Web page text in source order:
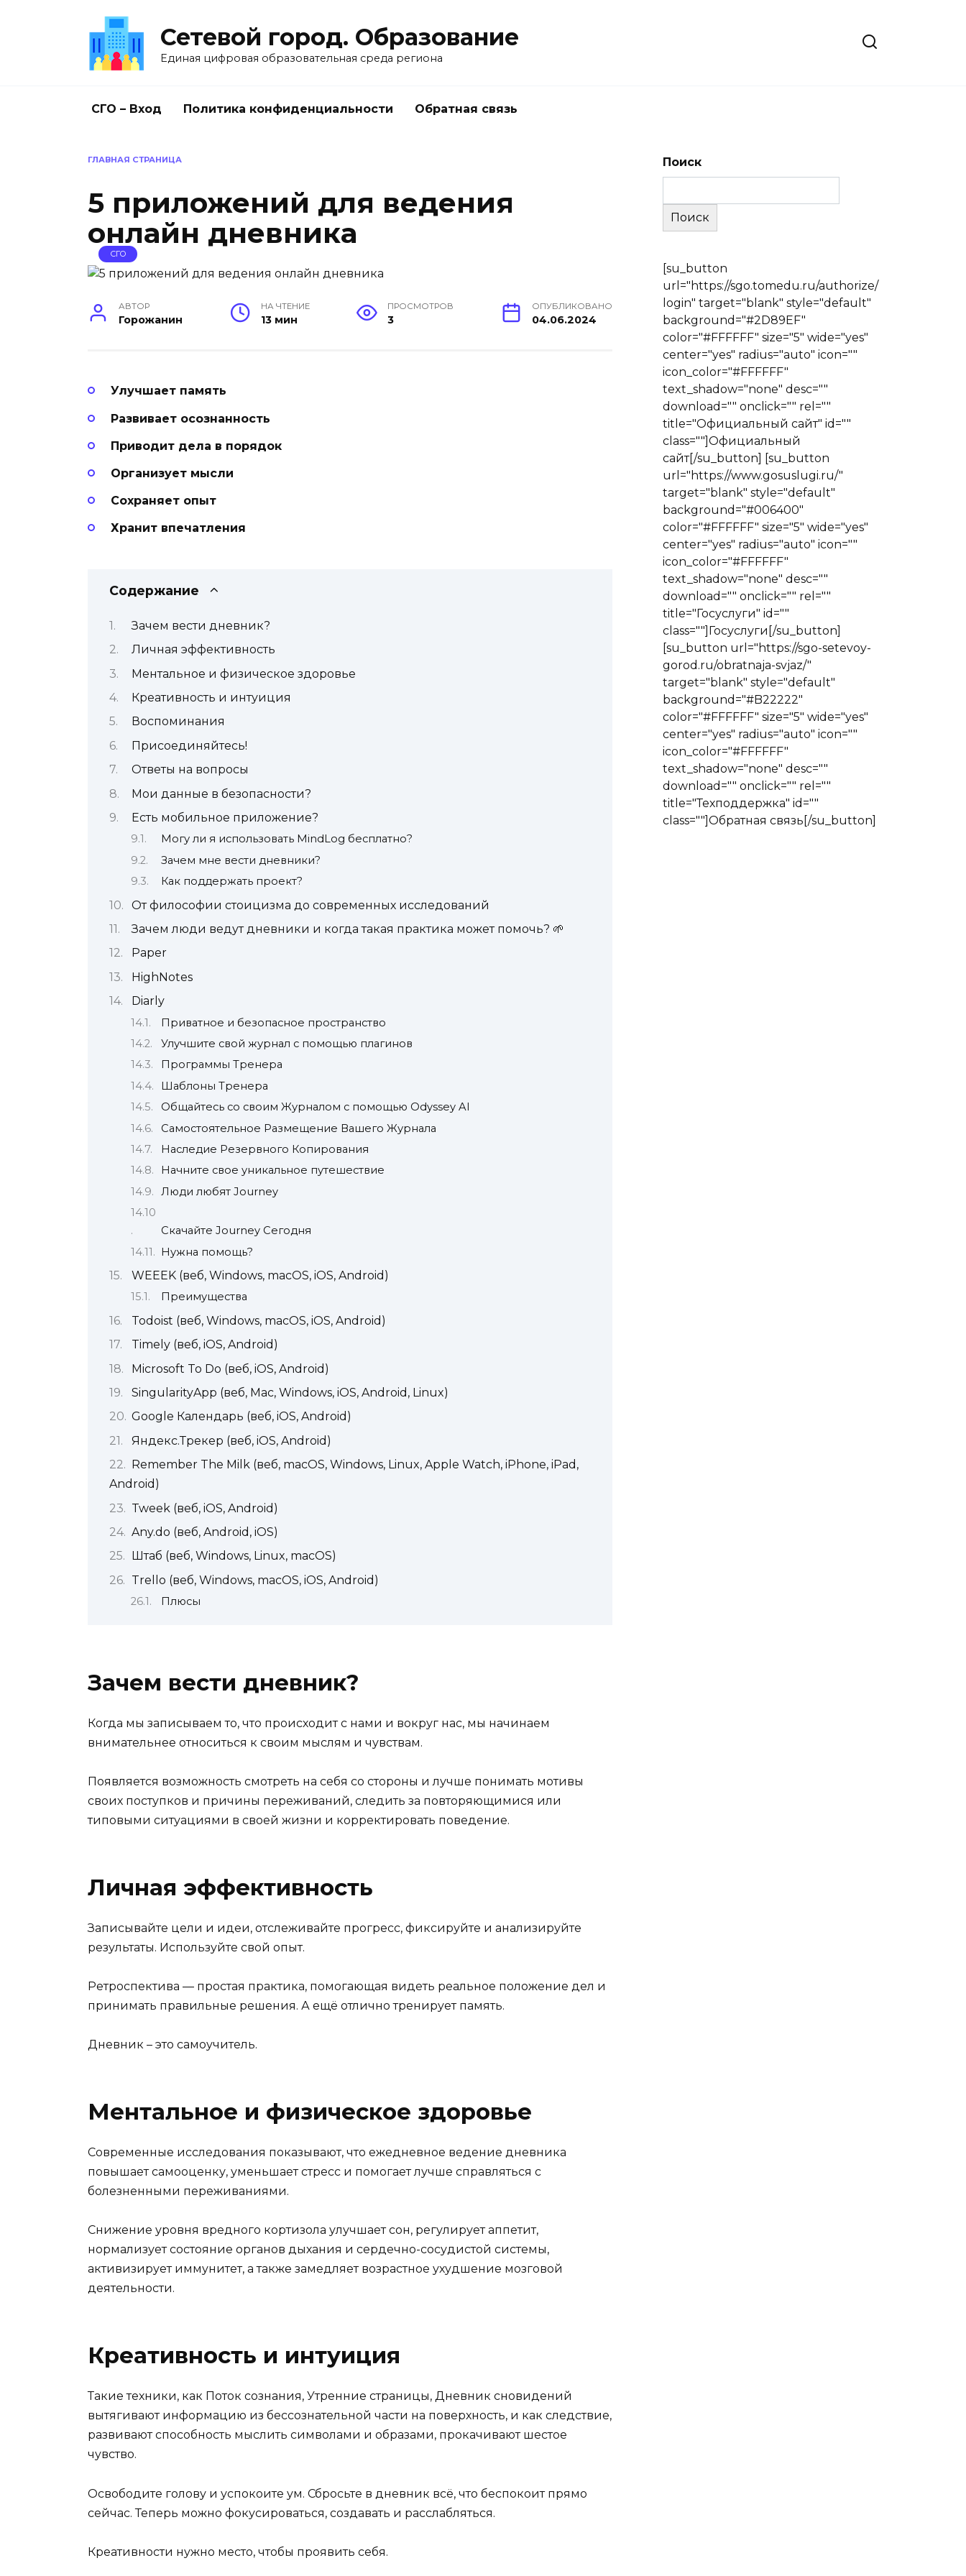
Сетевой город. Образование
Единая цифровая образовательная среда региона
СГО – Вход Политика конфиденциальности Обратная связь
ГЛАВНАЯ СТРАНИЦА
5 приложений для ведения
онлайн дневника
СГО
АВТОР
Горожанин
НА ЧТЕНИЕ
13 мин
ПРОСМОТРОВ
3
ОПУБЛИКОВАНО
04.06.2024
Улучшает память
Развивает осознанность
Приводит дела в порядок
Организует мысли
Сохраняет опыт
Хранит впечатления
Содержание
Зачем вести дневник?
Личная эффективность
Ментальное и физическое здоровье
Креативность и интуиция
Воспоминания
Присоединяйтесь!
Ответы на вопросы
Мои данные в безопасности?
Есть мобильное приложение?
Могу ли я использовать MindLog бесплатно?
Зачем мне вести дневники?
Как поддержать проект?
От философии стоицизма до современных исследований
Зачем люди ведут дневники и когда такая практика может помочь? 🌱
Paper
HighNotes
Diarly
Приватное и безопасное пространство
Улучшите свой журнал с помощью плагинов
Программы Тренера
Шаблоны Тренера
Общайтесь со своим Журналом с помощью Odyssey AI
Самостоятельное Размещение Вашего Журнала
Наследие Резервного Копирования
Начните свое уникальное путешествие
Люди любят Journey
Скачайте Journey Сегодня
Нужна помощь?
WEEEK (веб, Windows, macOS, iOS, Android)
Преимущества
Todoist (веб, Windows, macOS, iOS, Android)
Timely (веб, iOS, Android)
Microsoft To Do (веб, iOS, Android)
SingularityApp (веб, Mac, Windows, iOS, Android, Linux)
Google Календарь (веб, iOS, Android)
Яндекс.Трекер (веб, iOS, Android)
Remember The Milk (веб, macOS, Windows, Linux, Apple Watch, iPhone, iPad,
Android)
Tweek (веб, iOS, Android)
Any.do (веб, Android, iOS)
Штаб (веб, Windows, Linux, macOS)
Trello (веб, Windows, macOS, iOS, Android)
Плюсы
Зачем вести дневник?
Когда мы записываем то, что происходит с нами и вокруг нас, мы начинаем
внимательнее относиться к своим мыслям и чувствам.
Появляется возможность смотреть на себя со стороны и лучше понимать мотивы
своих поступков и причины переживаний, следить за повторяющимися или
типовыми ситуациями в своей жизни и корректировать поведение.
Личная эффективность
Записывайте цели и идеи, отслеживайте прогресс, фиксируйте и анализируйте
результаты. Используйте свой опыт.
Ретроспектива — простая практика, помогающая видеть реальное положение дел и
принимать правильные решения. А ещё отлично тренирует память.
Дневник – это самоучитель.
Ментальное и физическое здоровье
Современные исследования показывают, что ежедневное ведение дневника
повышает самооценку, уменьшает стресс и помогает лучше справляться с
болезненными переживаниями.
Снижение уровня вредного кортизола улучшает сон, регулирует аппетит,
нормализует состояние органов дыхания и сердечно-сосудистой системы,
активизирует иммунитет, а также замедляет возрастное ухудшение мозговой
деятельности.
Креативность и интуиция
Такие техники, как Поток сознания, Утренние страницы, Дневник сновидений
вытягивают информацию из бессознательной части на поверхность, и как следствие,
развивают способность мыслить символами и образами, прокачивают шестое
чувство.
Освободите голову и успокоите ум. Сбросьте в дневник всё, что беспокоит прямо
сейчас. Теперь можно фокусироваться, создавать и расслабляться.
Креативности нужно место, чтобы проявить себя.
Поиск
Поиск
[su_button
url="https://sgo.tomedu.ru/authorize/
login" target="blank" style="default"
background="#2D89EF"
color="#FFFFFF" size="5" wide="yes"
center="yes" radius="auto" icon=""
icon_color="#FFFFFF"
text_shadow="none" desc=""
download="" onclick="" rel=""
title="Официальный сайт" id=""
class=""]Официальный
сайт[/su_button] [su_button
url="https://www.gosuslugi.ru/"
target="blank" style="default"
background="#006400"
color="#FFFFFF" size="5" wide="yes"
center="yes" radius="auto" icon=""
icon_color="#FFFFFF"
text_shadow="none" desc=""
download="" onclick="" rel=""
title="Госуслуги" id=""
class=""]Госуслуги[/su_button]
[su_button url="https://sgo-setevoy-
gorod.ru/obratnaja-svjaz/"
target="blank" style="default"
background="#B22222"
color="#FFFFFF" size="5" wide="yes"
center="yes" radius="auto" icon=""
icon_color="#FFFFFF"
text_shadow="none" desc=""
download="" onclick="" rel=""
title="Техподдержка" id=""
class=""]Обратная связь[/su_button]